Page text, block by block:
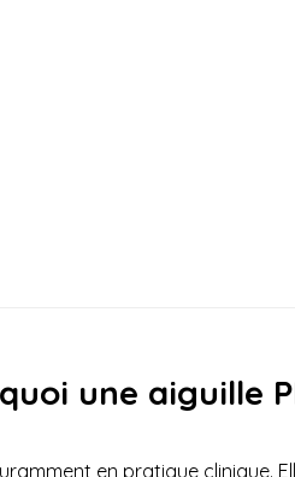
quoi une aiguille
en pratique clinique.